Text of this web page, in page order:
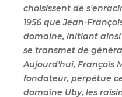
choisissent de
1956 que Jean-
domaine, initiant
se transmet de
Aujourd'hui, François
fondateur, perpétue
domaine Uby, les